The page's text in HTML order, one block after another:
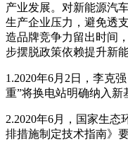
产业发展。对新能源汽
生产企业压力，避免透
造品牌竞争力留出时间
步摆脱政策依赖提升新
1.2020年6月2日，李克
重”将换电站明确纳入新
2.2020年6月，国家生
排措施制定技术指南》